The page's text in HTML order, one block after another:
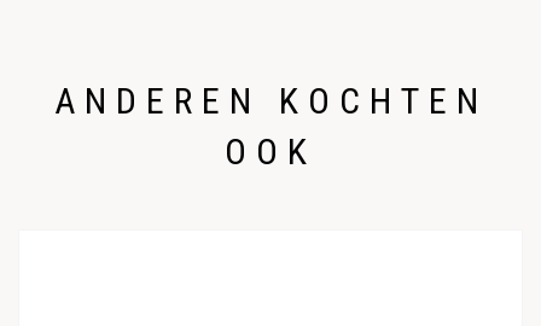
ANDEREN KOCHTEN
OOK